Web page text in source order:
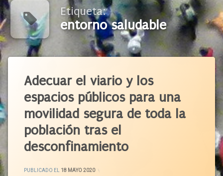
Etiqueta:
entorno saludable
Adecuar el viario y los
espacios públicos para una
movilidad segura de toda la
población tras el
desconfinamiento
PUBLICADO EL 18 MAYO 2020
Aceras
Automóvil
Ayuntamiento
Bicicleta
Calles
Campaña